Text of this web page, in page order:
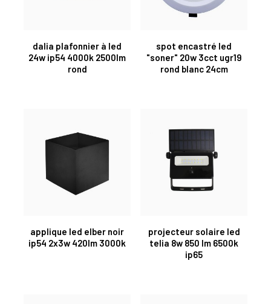
dalia plafonnier à led
24w ip54 4000k 2500lm
rond
spot encastré led
"soner" 20w 3cct ugr19
rond blanc 24cm
applique led elber noir
ip54 2x3w 420lm 3000k
projecteur solaire led
telia 8w 850 lm 6500k
ip65